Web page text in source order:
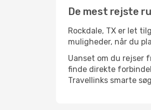
De mest rejste
Rockdale, TX er let
muligheder, når du
Uanset om du rejser
finde direkte
Travellinks smarte